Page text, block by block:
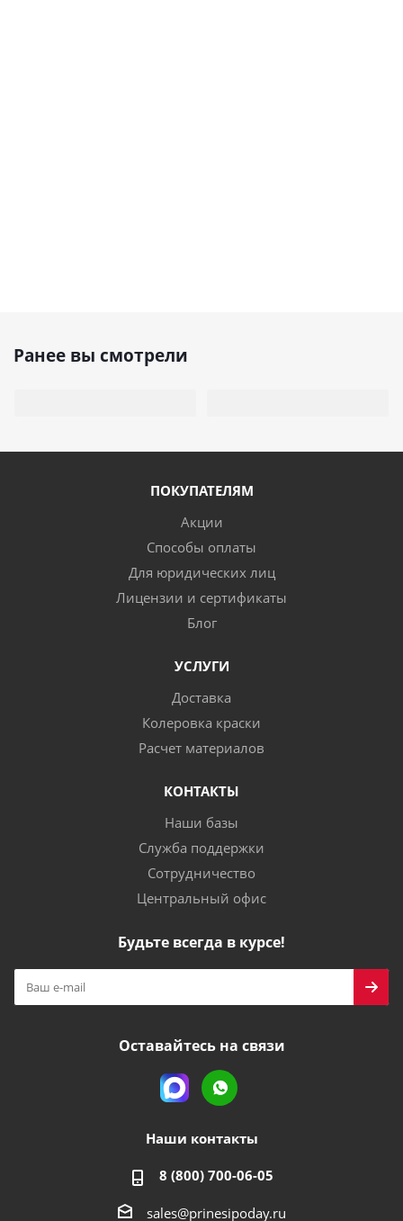
Ранее вы смотрели
ПОКУПАТЕЛЯМ
Акции
Способы оплаты
Для юридических лиц
Лицензии и сертификаты
Блог
УСЛУГИ
Доставка
Колеровка краски
Расчет материалов
КОНТАКТЫ
Наши базы
Служба поддержки
Сотрудничество
Центральный офис
Будьте всегда в курсе!
Оставайтесь на связи
Наши контакты
8 (800) 700-06-05
sales@prinesipoday.ru